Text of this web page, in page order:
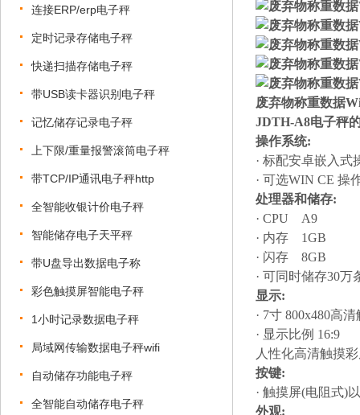
连接ERP/erp电子秤
定时记录存储电子秤
快递扫描存储电子秤
带USB读卡器识别电子秤
记忆储存记录电子秤
上下限/重量报警滚筒电子秤
带TCP/IP通讯电子秤http
全智能收银计价电子秤
智能储存电子天平秤
带U盘导出数据电子称
彩色触摸屏智能电子秤
1小时记录数据电子秤
局域网传输数据电子秤wifi
自动储存功能电子秤
全智能自动储存电子秤
废弃物称重数据
JDTH-A8电子秤
操作系统:
· 标配安卓嵌入式
· 可选WIN CE 操
处理器和储存:
· CPU
A9
· 内存
1GB
· 闪存
8GB
· 可同时储存30万
显示:
· 7寸 800x480高
· 显示比例 16:9
人性化高清触摸
按键:
· 触摸屏(电阻式)
外观: